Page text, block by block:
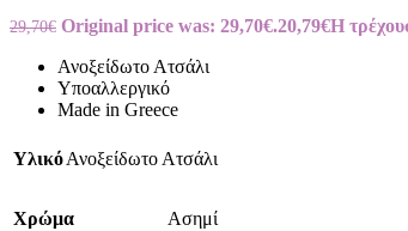
29,70€ Original price was: 29,70€.20,79€Η
Ανοξείδωτο Ατσάλι
Υποαλλεργικό
Made in Greece
ΥλικόΑνοξείδωτο Ατσάλι
Χρώμα Ασημί